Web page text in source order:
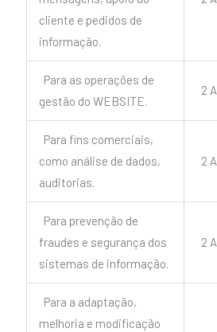
cliente e pedidos de
informação.
Para as operações de
gestão do WEBSITE.
2
Para fins comerciais,
como análise de dados,
auditorias.
2
Para prevenção de
fraudes e segurança dos
sistemas de informação.
2
Para a adaptação,
melhoria e modificação